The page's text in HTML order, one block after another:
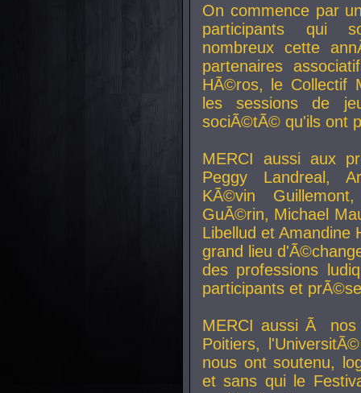
On commence par
participants qui
nombreux cette
partenaires
HÃ©ros, le Collectif
les sessions de
sociÃ©tÃ© qu'ils ont
MERCI aussi aux
Peggy Landreal,
KÃ©vin
GuÃ©rin, Michael
Libellud et Amandine
grand lieu
des professions
participants et
MERCI aussi Ã nos
Poitiers,
nous ont soutenu,
et sans qui le